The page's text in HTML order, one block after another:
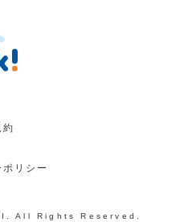
約
リシー
All Rights Reserved.